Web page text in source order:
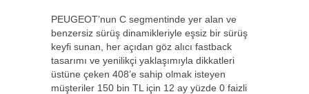
PEUGEOT’nun C segmentinde yer alan ve
benzersiz sürüş dinamikleriyle eşsiz bir sürüş
keyfi sunan, her açıdan göz alıcı fastback
tasarımı ve yenilikçi yaklaşımıyla dikkatleri
üstüne çeken 408’e sahip olmak isteyen
müşteriler 150 bin TL için 12 ay yüzde 0 faizli